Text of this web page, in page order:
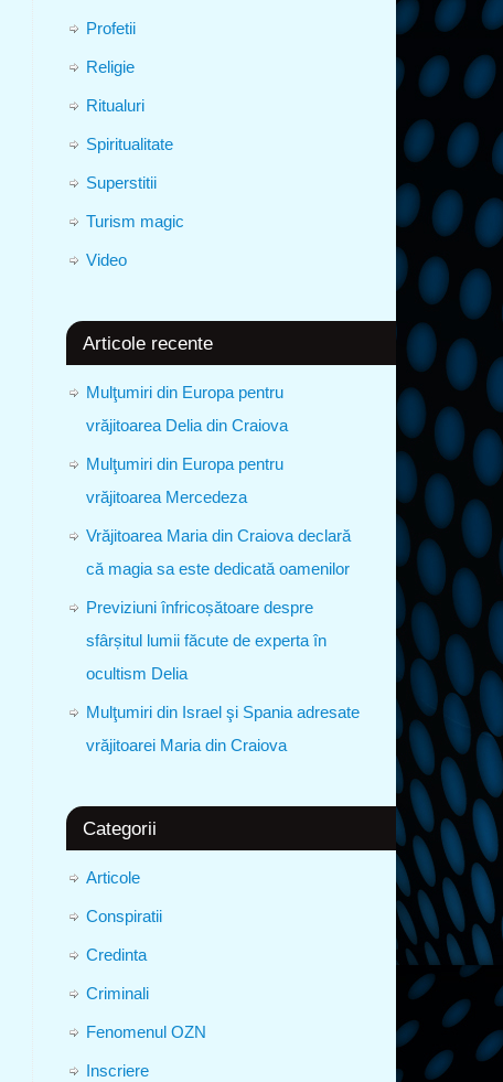
Profetii
Religie
Ritualuri
Spiritualitate
Superstitii
Turism magic
Video
Articole recente
Mulţumiri din Europa pentru
vrăjitoarea Delia din Craiova
Mulţumiri din Europa pentru
vrăjitoarea Mercedeza
Vrăjitoarea Maria din Craiova declară
că magia sa este dedicată oamenilor
Previziuni înfricoșătoare despre
sfârșitul lumii făcute de experta în
ocultism Delia
Mulţumiri din Israel şi Spania adresate
vrăjitoarei Maria din Craiova
Categorii
Articole
Conspiratii
Credinta
Criminali
Fenomenul OZN
Inscriere